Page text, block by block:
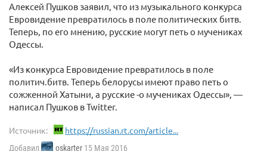
Алексей Пушков заявил, что из музыкального конкурса
Евровидение превратилось в поле политических битв.
Теперь, по его мнению, русские могут петь о мучениках
Одессы.
«Из конкурса Евровидение превратилось в поле
политич.битв. Теперь белорусы имеют право петь о
сожженной Хатыни, а русские -о мучениках Одессы», —
написал Пушков в Twitter.
Источник: https://russian.rt.com/article...
Добавил oskarter 15 Мая 2016